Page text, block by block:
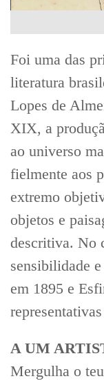
Foi uma das
literatura
Lopes de
XIX, a
ao universo
fielmente aos
extremo
objetos e
descritiva. No
sensibilidade
em 1895 e
A UM
Mergulha o